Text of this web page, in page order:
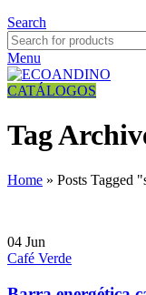
Search
Menu
CATÁLOGOS
Tag
Home » Posts Tagged
04 Jun
Café Verde